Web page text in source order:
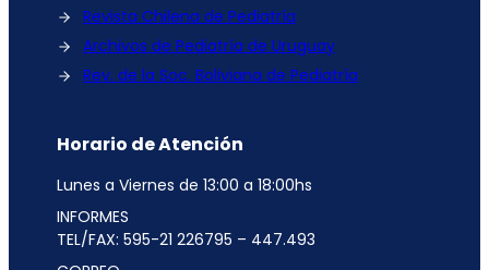
Revista Chilena de Pediatría
Archivos de Pediatría de Uruguay
Rev. de la Soc. Boliviana de Pediatría
Horario de Atención
Lunes a Viernes de 13:00 a 18:00hs
INFORMES
TEL/FAX: 595-21 226795 – 447.493